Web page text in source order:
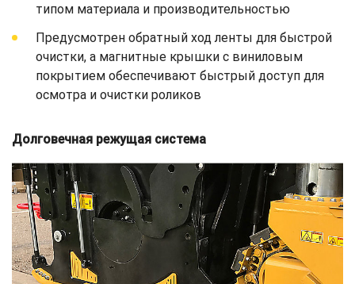
типом материала и производительностью
Предусмотрен обратный ход ленты для быстрой
очистки, а магнитные крышки с виниловым
покрытием обеспечивают быстрый доступ для
осмотра и очистки роликов
Долговечная режущая система